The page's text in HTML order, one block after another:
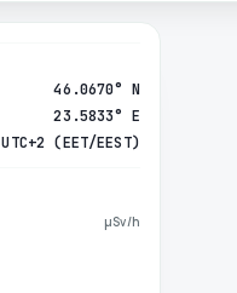
46.0670° N
23.5833° E
UTC+2 (EET/EEST)
µSv/h